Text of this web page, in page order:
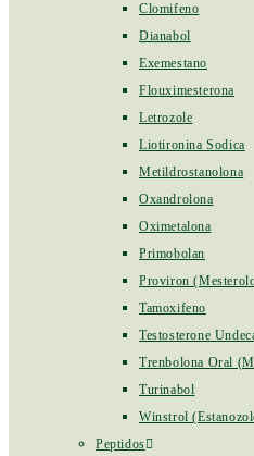
Clomifeno
Dianabol
Exemestano
Flouximesterona
Letrozole
Liotironina Sodica
Metildrostanolona
Oxandrolona
Oximetalona
Primobolan
Proviron
Tamoxifeno
Testosterone
Trenbolona Oral
Turinabol
Winstrol
Peptidos